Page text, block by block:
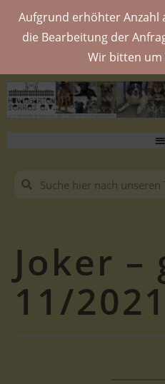
Aufgrund erhöhter Anzahl
die Bearbeitung der
Wir bitten um
Joker –
11/2021